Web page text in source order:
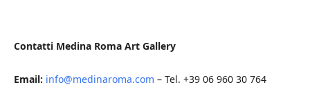
Contatti Medina Roma Art Gallery
Email: info@medinaroma.com – Tel. +39 06 960 30 764